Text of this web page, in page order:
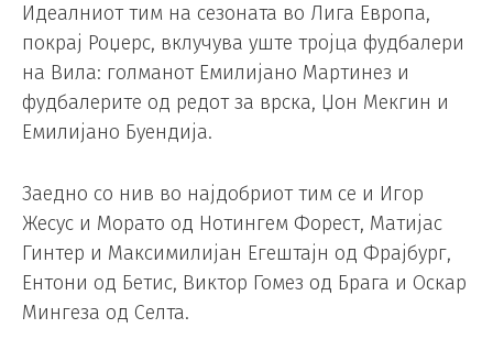
Идеалниот тим на сезоната во Лига Европа,
покрај Роџерс, вклучува уште тројца фудбалери
на Вила: голманот Емилијано Мартинез и
фудбалерите од редот за врска, Џон Мекгин и
Емилијано Буендија.
Заедно со нив во најдобриот тим се и Игор
Жесус и Морато од Нотингем Форест, Матијас
Гинтер и Максимилијан Егештајн од Фрајбург,
Ентони од Бетис, Виктор Гомез од Брага и Оскар
Мингеза од Селта.